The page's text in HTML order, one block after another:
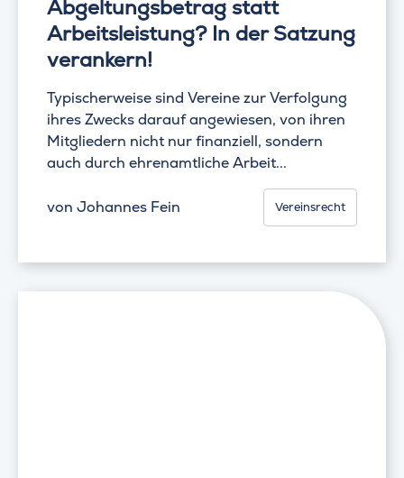
Abgeltungsbetrag statt
Arbeitsleistung? In der Satzung
verankern!
Typischerweise sind Vereine zur Verfolgung
ihres Zwecks darauf angewiesen, von ihren
Mitgliedern nicht nur finanziell, sondern
auch durch ehrenamtliche Arbeit...
von Johannes Fein Vereinsrecht